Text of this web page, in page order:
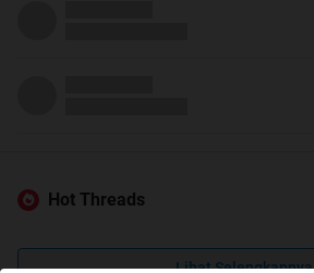
Hot Threads
Lihat Selengkapnya